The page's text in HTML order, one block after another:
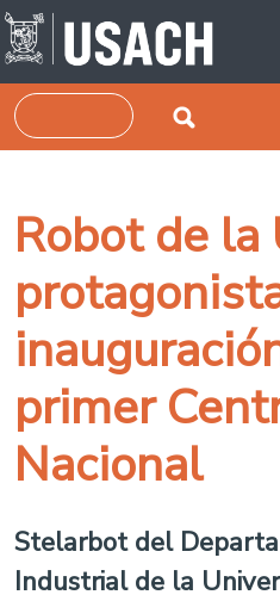
Pasar al contenido principal
Buscar
Robot de la
primer
Nacional
Stelarbot del
Industrial de la